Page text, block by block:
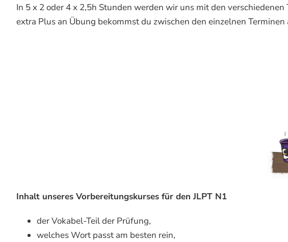
In 5 x 2 oder 4 x 2,5h Stunden werden wir uns mit den
extra Plus an Übung bekommst du zwischen den einzelnen
Inhalt unseres Vorbereitungskurses für den JLPT N1
der Vokabel-Teil der Prüfung,
welches Wort passt am besten rein,